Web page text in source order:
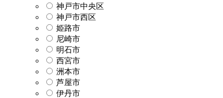
神戸市中央区
神戸市西区
姫路市
尼崎市
明石市
西宮市
洲本市
芦屋市
伊丹市